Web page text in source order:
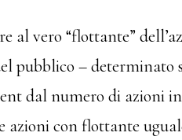
al vero “flottante”
pubblico – determinato
dal numero di azioni
azioni con flottante